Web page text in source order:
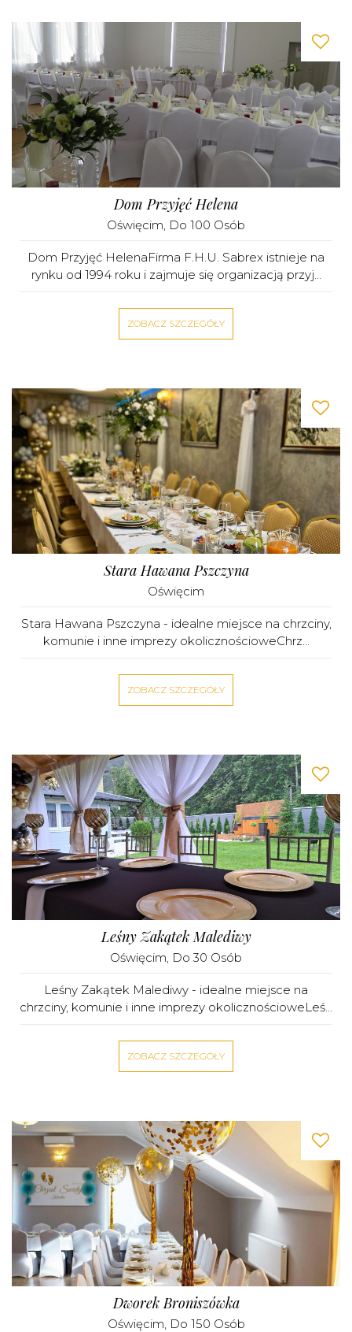
Dom Przyjęć Helena
Oświęcim, Do 100 Osób
Dom Przyjęć HelenaFirma F.H.U. Sabrex istnieje na
rynku od 1994 roku i zajmuje się organizacją przyj...
ZOBACZ SZCZEGÓŁY
Stara Hawana Pszczyna
Oświęcim
Stara Hawana Pszczyna - idealne miejsce na chrzciny,
komunie i inne imprezy okolicznościoweChrz...
ZOBACZ SZCZEGÓŁY
Leśny Zakątek Malediwy
Oświęcim, Do 30 Osób
Leśny Zakątek Malediwy - idealne miejsce na
chrzciny, komunie i inne imprezy okolicznościoweLeś...
ZOBACZ SZCZEGÓŁY
Dworek Broniszówka
Oświęcim, Do 150 Osób